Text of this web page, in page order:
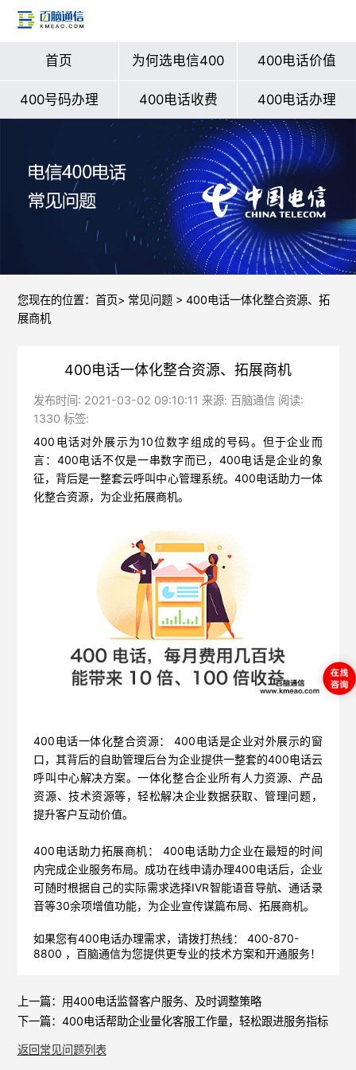
首页 为何选电信400 400电话价值
400号码办理 400电话收费 400电话办理
您现在的位置： 首页> 常见问题> 400电话一体化整合资源、拓
展商机
400电话一体化整合资源、拓展商机
发布时间: 2021-03-02 09:10:11 来源: 百脑通信 阅读:
1330 标签:
400电话对外展示为10位数字组成的号码。但于企业而
言：400电话不仅是一串数字而已，400电话是企业的象
征，背后是一整套云呼叫中心管理系统。400电话助力一体
化整合资源，为企业拓展商机。
400电话一体化整合资源： 400电话是企业对外展示的窗
口，其背后的自助管理后台为企业提供一整套的400电话云
呼叫中心解决方案。一体化整合企业所有人力资源、产品
资源、技术资源等，轻松解决企业数据获取、管理问题，
提升客户互动价值。
400电话助力拓展商机： 400电话助力企业在最短的时间
内完成企业服务布局。成功在线申请办理400电话后，企业
可随时根据自己的实际需求选择IVR智能语音导航、通话录
音等30余项增值功能，为企业宣传谋篇布局、拓展商机。
如果您有400电话办理需求，请拨打热线： 400-870-
8800 ，百脑通信为您提供更专业的技术方案和开通服务！
上一篇： 用400电话监督客户服务、及时调整策略
下一篇： 400电话帮助企业量化客服工作量，轻松跟进服务指标
返回常见问题列表